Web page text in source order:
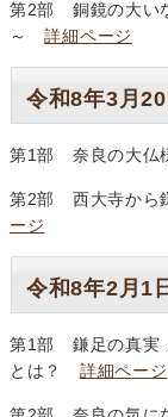
第2部 銅鏡の大い
～詳細ページ
令和8年3月20
第1部 奈良の大仏
第2部 西大寺から
ージ
令和8年2月1
第1部 鎌足の真実
とは？ 詳細ページ